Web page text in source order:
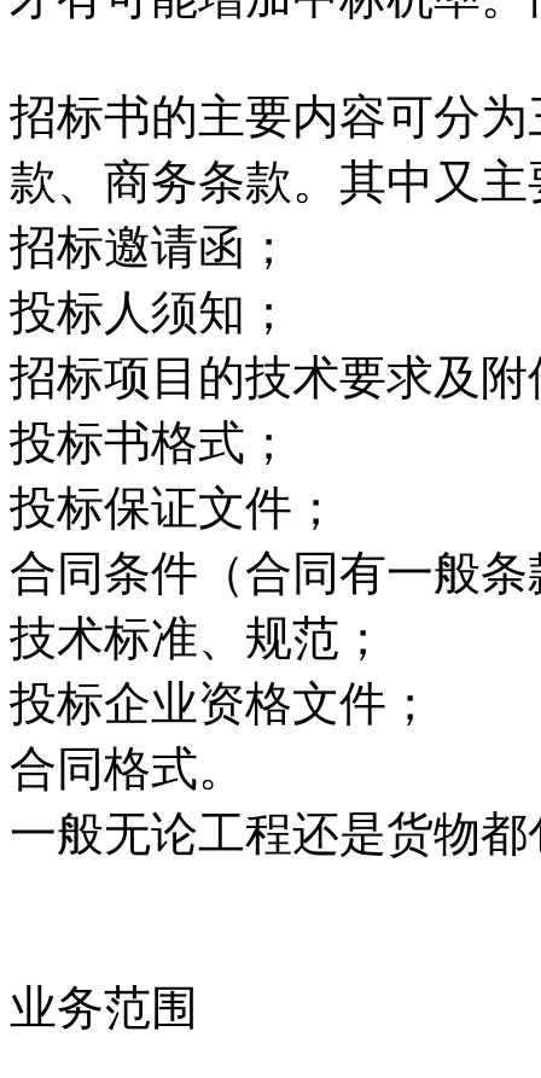
招标书的主要内容可分
款、商务条款。其中又
招标邀请函；
投标人须知；
招标项目的技术要求及附
投标书格式；
投标保证文件；
合同条件（合同有一般
技术标准、规范；
投标企业资格文件；
合同格式。
一般无论工程还是货物
业务范围